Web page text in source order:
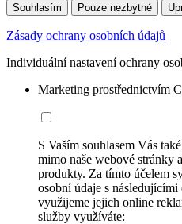
Souhlasím Pouze nezbytné
Zásady ochrany osobních údajů
Individuální nastavení ochrany
Marketing prostřednictvím
S Vaším souhlasem Vás
mimo naše webové stránky
produkty. Za tímto účelem
osobní údaje s
využijeme jejich online
služby využíváte: